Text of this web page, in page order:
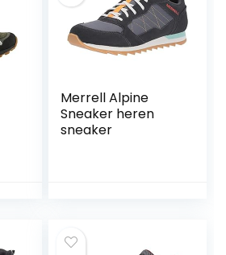
Merrell Alpine
Sneaker heren
sneaker